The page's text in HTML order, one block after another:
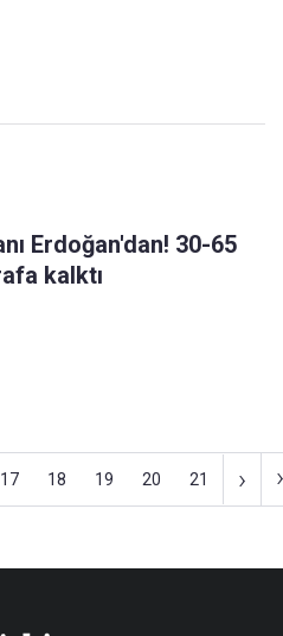
Erdoğan'dan! 30-65
kalktı
17 18 19 20 21 ›